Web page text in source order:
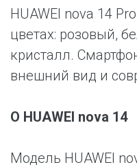
HUAWEI nova 14
цветах: розовый,
кристалл.
внешний вид и
О HUAWEI nova 14
Модель HUAWEI